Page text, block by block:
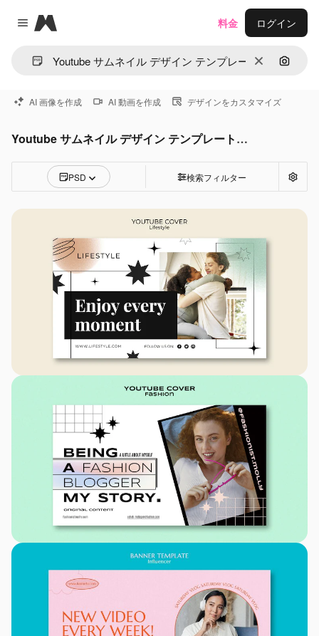
Close menu
Magnific
消去 画像で
料金 ログイン
AI 画像を作成 AI 動画を作成 デザインをカスタマイズ
Youtube サムネイル デザイン テンプレートPSD
PSD 検索フィルター